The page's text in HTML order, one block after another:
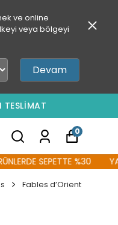
ve online
veya bölgeyi
Devam
TESLİMAT
0
SEPETTE %30
Fables d’Orient